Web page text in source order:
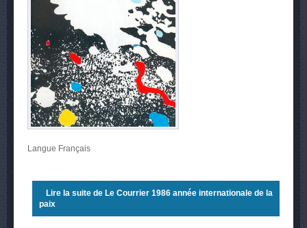
Langue Français
Lire la suite de Le Courrier 1986 année internationale de la
paix